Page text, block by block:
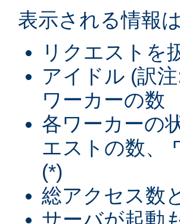
表示される情報
リクエストを
アイドル (訳
ワーカーの数
各ワーカーの
エストの数、
(*)
総アクセス数